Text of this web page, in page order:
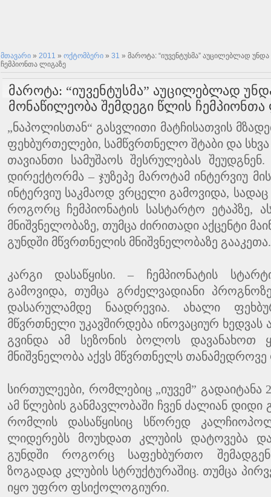
მთავარი » 2011 » ოქტომბერი » 31 » მაროტა: “იუვენტუსმა” აუცილებლად
ჩემპიონთა ლიგაზე
მაროტა: “იუვენტუსმა” აუცილებლად
მონაწილეობა შემდეგი წლის ჩემპიონთა
„ნაპოლისთან“ გასვლითი მატჩისათვის
ფეხბურთელები, სამწვრთნელო შტაბი და
თავიანთი სამუშაოს შესრულებას
დირექტორმა – ჯუზეპე მაროტამ ინტერვიუ
ინტერვიუ საკმაოდ ვრცელი გამოვიდა,
როგორც ჩემპიონატის სასტარტო ეტაპზე,
მნიშვნელობაზე, თუმცა ძირითადი აქცენტი
გუნდში მწვრთნელის მნიშვნელობაზე გააკეთა.
კარგი დასაწყისი. – ჩემპიონატის
გამოვიდა, თუმცა გრძელვადიანი
დასარულამდე ნაადრევია. ახალი
მწვრთნელი უკავშირდება ინოვაციურ ხედვას
გვინდა ამ სეზონის ბოლოს
მნიშვნელობა აქვს მწვრთნელს
სირთულეები, რომლებიც „იუვემ” გადაიტანა
ამ წლების განმავლობაში ჩვენ ძალიან
რომლის დასაწყისიც სწორედ
ლიდერებს მოუხდათ კლუბის დატოვება
გუნდში როგორც საფეხბურთო
ზოგადად კლუბის სტრუქტურაშიც. თუმცა
იყო უფრო ფსიქოლოგიური.